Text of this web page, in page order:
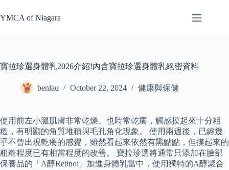
to
content
YMCA of Niagara
寶拉珍選身體乳2026介紹!內含寶拉珍選身體乳絕密資料
benlau October 22, 2024 健康與保健
使用前左小腿肌膚非常乾燥、也時常乾癢，觸感摸起來十分粗
糙，有明顯的角質堆積與毛孔角化現象。 使用兩週後，已經幾
乎不曾出現乾癢的感覺，雖然看起來依然有黑點點，但摸起來的
粗糙程度已有相當程度的改善。 寶拉珍選將通常只添加在臉部
保養品的「A醇Retinol」加進身體乳當中，使用獨特的A醇聚合